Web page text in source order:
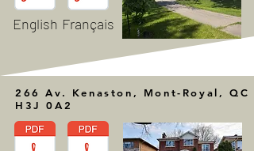
English Français
266 Av. Kenaston, Mont-Royal, QC
H3J 0A2